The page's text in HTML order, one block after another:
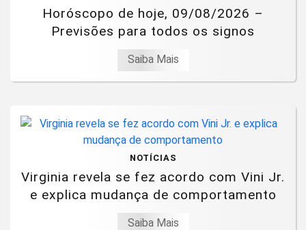
Horóscopo de hoje, 09/08/2026 –
Previsões para todos os signos
Saiba Mais
NOTÍCIAS
Virginia revela se fez acordo com Vini Jr.
e explica mudança de comportamento
Saiba Mais